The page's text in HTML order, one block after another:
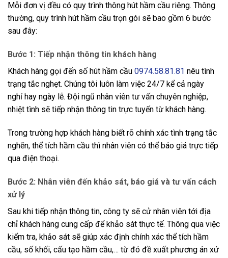
Mỗi đơn vị đều có quy trình thông hút hầm cầu riêng. Thông
thường, quy trình hút hầm cầu trọn gói sẽ bao gồm 6 bước
sau đây:
Bước 1: Tiếp nhận thông tin khách hàng
Khách hàng gọi đến số hút hầm cầu 0974.58.81.81 nêu tình
trạng tắc nghẹt. Chúng tôi luôn làm việc 24/7 kể cả ngày
nghỉ hay ngày lễ. Đội ngũ nhân viên tư vấn chuyên nghiệp,
nhiệt tình sẽ tiếp nhận thông tin trực tuyến từ khách hàng.
Trong trường hợp khách hàng biết rõ chính xác tình trạng tắc
nghẽn, thể tích hầm cầu thì nhân viên có thể báo giá trực tiếp
qua điện thoại.
Bước 2: Nhân viên đến khảo sát, báo giá và tư vấn cách
xử lý
Sau khi tiếp nhận thông tin, công ty sẽ cử nhân viên tới địa
chỉ khách hàng cung cấp để khảo sát thực tế. Thông qua việc
kiểm tra, khảo sát sẽ giúp xác định chính xác thể tích hầm
cầu, số khối, cấu tạo hầm cầu,… từ đó đề xuất phương án xử